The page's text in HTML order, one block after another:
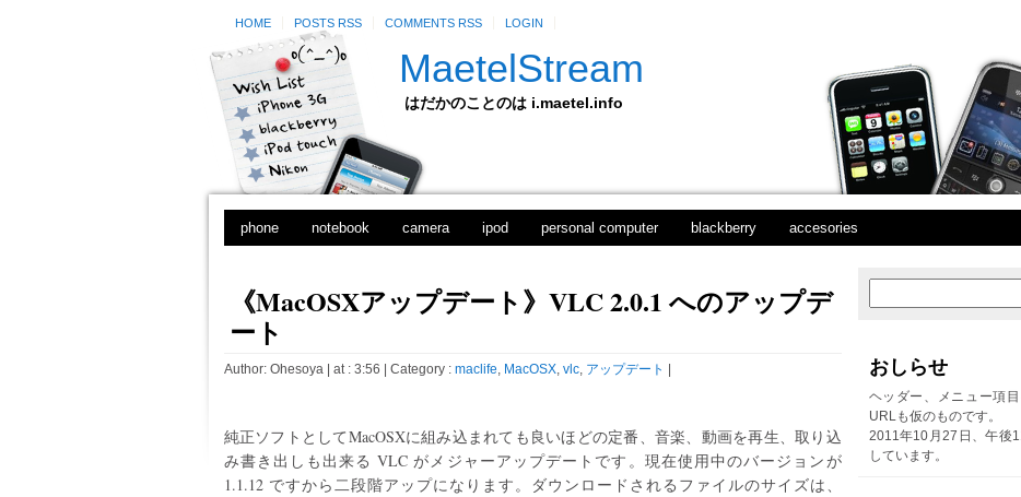
HOME POSTS RSS COMMENTS RSS LOGIN
MaetelStream
はだかのことのは i.maetel.info
phone notebook camera ipod personal computer blackberry accesories
《MacOSXアップデート》VLC 2.0.1 へのアップデ
ート
Author: Ohesoya| at : 3:56 | Category : maclife, MacOSX, vlc, アップデート
純正ソフトとしてMacOSXに組み込まれても良いほどの定番、音楽、動画を再生、取り込
み書き出しも出来る VLC がメジャーアップデートです。現在使用中のバージョンが
1.1.12 ですから二段階アップになります。ダウンロードされるファイルのサイズは、
稿
おしらせ
ヘッダー、メニュー項
URLも仮のものです。
2011年10月27日、午後
しています。